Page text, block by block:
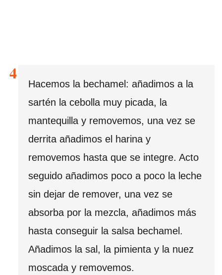
Hacemos la bechamel: añadimos a la
sartén la cebolla muy picada, la
mantequilla y removemos, una vez se
derrita añadimos el harina y
removemos hasta que se integre. Acto
seguido añadimos poco a poco la leche
sin dejar de remover, una vez se
absorba por la mezcla, añadimos más
hasta conseguir la salsa bechamel.
Añadimos la sal, la pimienta y la nuez
moscada y removemos.